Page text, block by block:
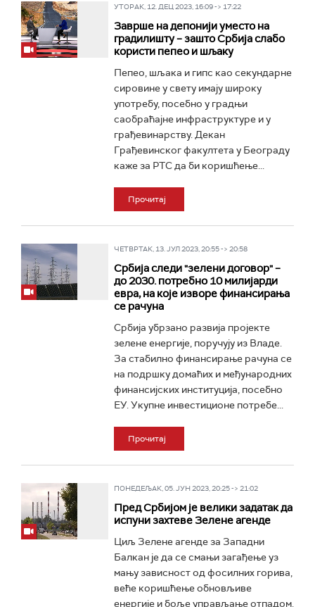
УТОРАК, 12. ДЕЦ 2023, 16:09 -> 17:22
Заврше на депонији уместо на
градилишту – зашто Србија слабо
користи пепео и шљаку
Пепео, шљака и гипс као секундарне
сировине у свету имају широку
употребу, посебно у градњи
саобраћајне инфраструктуре и у
грађевинарству. Декан
Грађевинског факултета у Београду
каже за РТС да би коришћење...
Прочитај
ЧЕТВРТАК, 13. ЈУЛ 2023, 20:55 -> 20:58
Србија следи "зелени договор" –
до 2030. потребно 10 милијарди
евра, на које изворе финансирања
се рачуна
Србија убрзано развија пројекте
зелене енергије, поручују из Владе.
За стабилно финансирање рачуна се
на подршку домаћих и међународних
финансијских институција, посебно
ЕУ. Укупне инвестиционе потребе...
Прочитај
ПОНЕДЕЉАК, 05. ЈУН 2023, 20:25 -> 21:02
Пред Србијом је велики задатак да
испуни захтеве Зелене агенде
Циљ Зелене агенде за Западни
Балкан је да се смањи загађење уз
мању зависност од фосилних горива,
веће коришћење обновљиве
енергије и боље управљање отпадом.